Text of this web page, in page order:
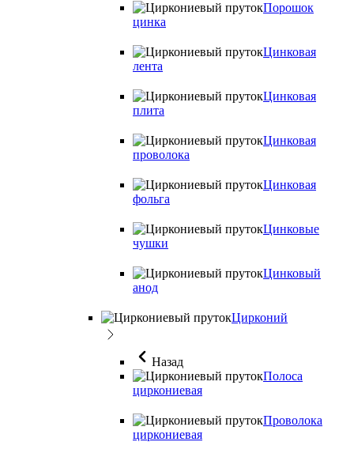
Порошок
цинка
Цинковая
лента
Цинковая
плита
Цинковая
проволока
Цинковая
фольга
Цинковые
чушки
Цинковый
анод
Цирконий
Назад
Полоса
циркониевая
Проволока
циркониевая